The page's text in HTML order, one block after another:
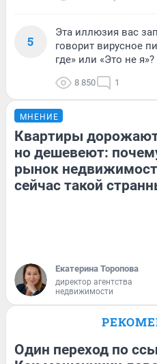
5
Эта иллюзия вас
говорит вирусное
где» или «Это не я»?
8 850 1
МНЕНИЕ
Квартиры
но дешевеют:
рынок
сейчас такой
Екатерина Торопова
директор агентства
недвижимости
Один переход по